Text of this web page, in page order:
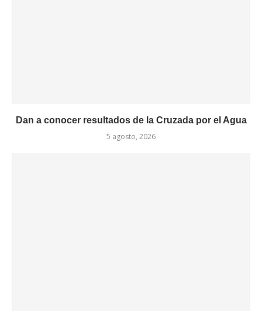
Dan a conocer resultados de la Cruzada por el Agua
5 agosto, 2026